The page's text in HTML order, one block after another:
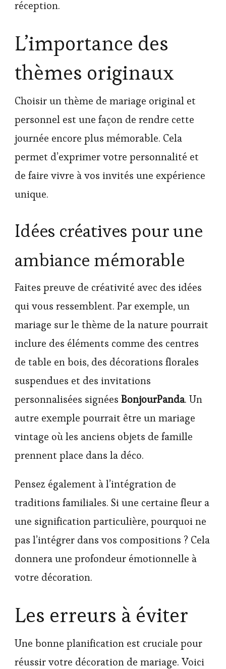
réception.
L’importance des
thèmes originaux
Choisir un thème de mariage original et
personnel est une façon de rendre cette
journée encore plus mémorable. Cela
permet d’exprimer votre personnalité et
de faire vivre à vos invités une expérience
unique.
Idées créatives pour une
ambiance mémorable
Faites preuve de créativité avec des idées
qui vous ressemblent. Par exemple, un
mariage sur le thème de la nature pourrait
inclure des éléments comme des centres
de table en bois, des décorations florales
suspendues et des invitations
personnalisées signées BonjourPanda. Un
autre exemple pourrait être un mariage
vintage où les anciens objets de famille
prennent place dans la déco.
Pensez également à l’intégration de
traditions familiales. Si une certaine fleur a
une signification particulière, pourquoi ne
pas l’intégrer dans vos compositions ? Cela
donnera une profondeur émotionnelle à
votre décoration.
Les erreurs à éviter
Une bonne planification est cruciale pour
réussir votre décoration de mariage. Voici